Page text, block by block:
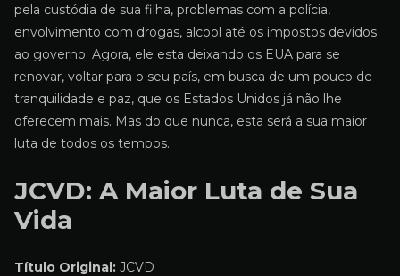
pela custódia de sua filha, problemas com a polícia,
envolvimento com drogas, alcool até os impostos devidos
ao governo. Agora, ele esta deixando os EUA para se
renovar, voltar para o seu país, em busca de um pouco de
tranquilidade e paz, que os Estados Unidos já não lhe
oferecem mais. Mas do que nunca, esta será a sua maior
luta de todos os tempos.
JCVD: A Maior Luta de Sua
Vida
Título Original: JCVD